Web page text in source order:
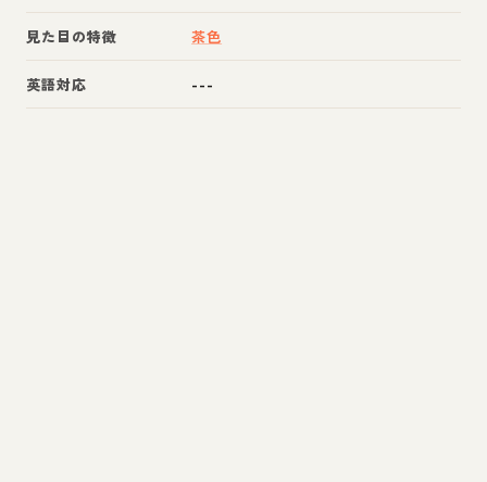
見た目の特徴 茶色
英語対応 ---